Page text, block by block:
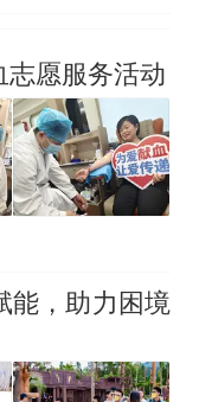
愿服务活动
能，助力困境